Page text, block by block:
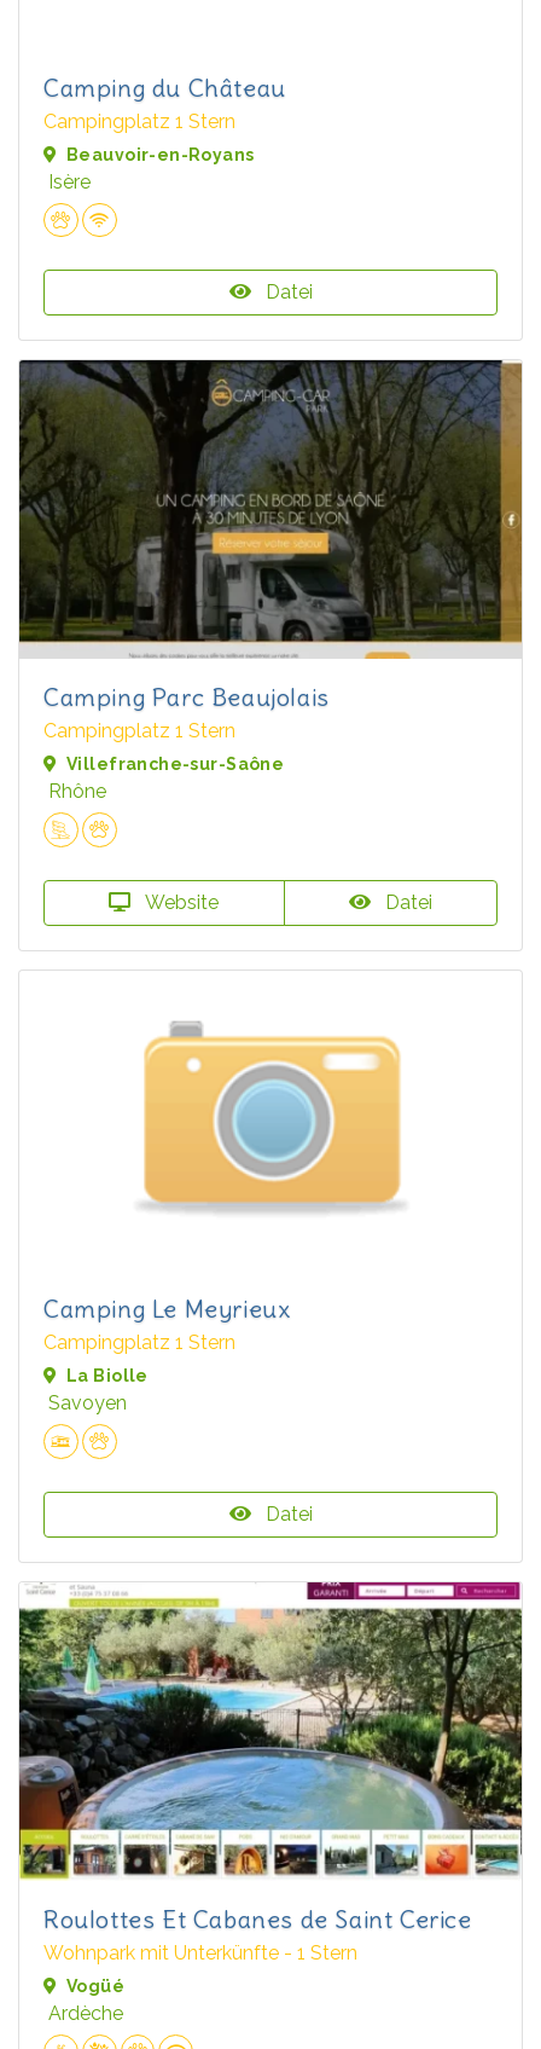
Camping du Château
Campingplatz 1 Stern
Beauvoir-en-Royans
Isère
Datei
Camping Parc Beaujolais
Campingplatz 1 Stern
Villefranche-sur-Saône
Rhône
Website Datei
Camping Le Meyrieux
Campingplatz 1 Stern
La Biolle
Savoyen
Datei
Roulottes Et Cabanes de Saint Cerice
Wohnpark mit Unterkünfte - 1 Stern
Vogüé
Ardèche